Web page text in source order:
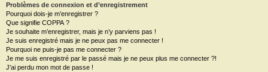
Problèmes de connexion et d’enregistrement
Pourquoi dois-je m’enregistrer ?
Que signifie COPPA ?
Je souhaite m’enregistrer, mais je n’y parviens pas !
Je suis enregistré mais je ne peux pas me connecter !
Pourquoi ne puis-je pas me connecter ?
Je me suis enregistré par le passé mais je ne peux plus me connecter ?!
J’ai perdu mon mot de passe !